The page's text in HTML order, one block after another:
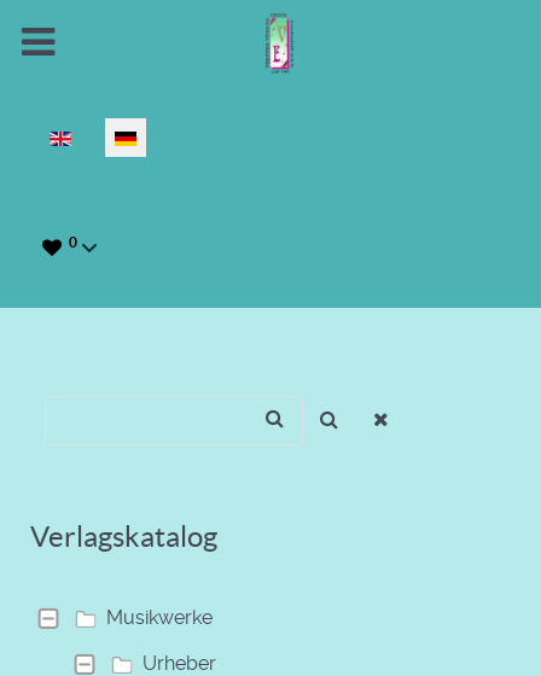
Sprache auswählen
0
Verlagskatalog
Musikwerke
Urheber